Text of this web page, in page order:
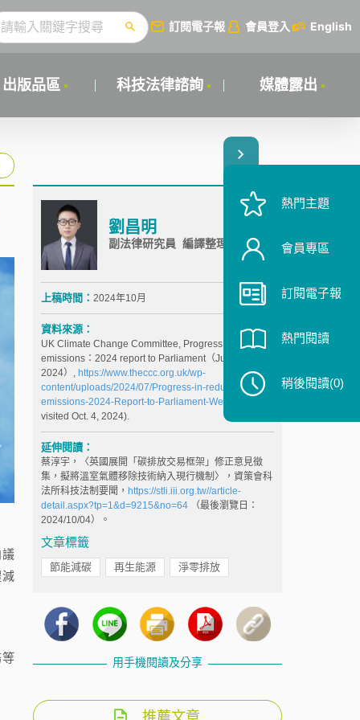
訂閱電子報 會員登入 English
出版品區 科技法律諮詢 媒體露出
劉昌明
副法律研究員 編譯整理
上稿時間： 2024年10月
資料來源：
UK Climate Change Committee, Progress in reducing
emissions：2024 report to Parliament（July
2024）, https://www.theccc.org.uk/wp-
content/uploads/2024/07/Progress-in-reducing-
emissions-2024-Report-to-Parliament-Web.pdf
visited Oct. 4, 2024).
延伸閱讀：
蔡淳宇，〈英國展開「碳排放交易框架」修正意見徵
集，擬將溫室氣體移除技術納入現行機制〉，資策會科
法所科技法制要聞， https://stli.iii.org.tw//article-
detail.aspx?tp=1&d=9215&no=64（最後瀏覽日：
2024/10/04）。
文章標籤
節能減碳 再生能源 淨零排放
用手機閱讀及分享
推薦文章
熱門主題
會員專區
訂閱電子報
熱門閱讀
稍後閱讀(0)